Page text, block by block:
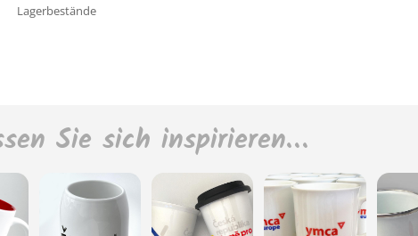
Lagerbestände
Sie sich inspirieren…